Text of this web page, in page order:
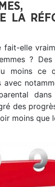
LA
fait-elle
?
moins ce
avec
des
moins que